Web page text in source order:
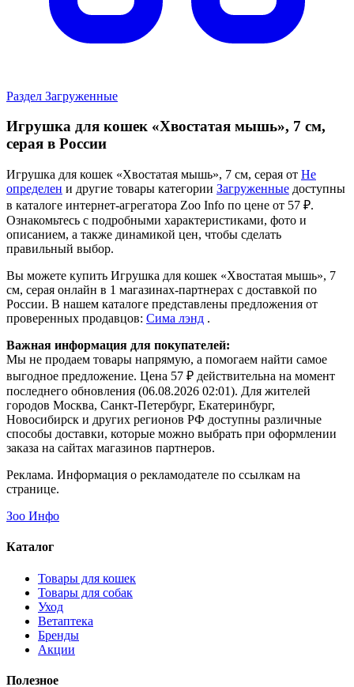
Раздел Загруженные
Игрушка для кошек «Хвостатая мышь», 7 см,
серая в России
Игрушка для кошек «Хвостатая мышь», 7 см, серая от Не
определен и другие товары категории Загруженные доступны
в каталоге интернет-агрегатора Zoo Info по цене от 57 ₽.
Ознакомьтесь с подробными характеристиками, фото и
описанием, а также динамикой цен, чтобы сделать
правильный выбор.
Вы можете купить Игрушка для кошек «Хвостатая мышь», 7
см, серая онлайн в 1 магазинах-партнерах с доставкой по
России. В нашем каталоге представлены предложения от
проверенных продавцов: Сима лэнд .
Важная информация для покупателей:
Мы не продаем товары напрямую, а помогаем найти самое
выгодное предложение. Цена 57 ₽ действительна на момент
последнего обновления (06.08.2026 02:01). Для жителей
городов Москва, Санкт-Петербург, Екатеринбург,
Новосибирск и других регионов РФ доступны различные
способы доставки, которые можно выбрать при оформлении
заказа на сайтах магазинов партнеров.
Реклама. Информация о рекламодателе по ссылкам на
странице.
Зоо Инфо
Каталог
Товары для кошек
Товары для собак
Уход
Ветаптека
Бренды
Акции
Полезное